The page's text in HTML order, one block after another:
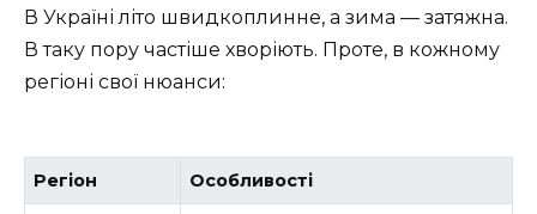
В Україні літо швидкоплинне, а зима — затяжна.
В таку пору частіше хворіють. Проте, в кожному
регіоні свої нюанси:
Регіон Особливості